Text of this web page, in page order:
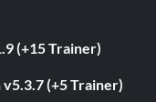
(+15 Trainer)
(+5 Trainer)